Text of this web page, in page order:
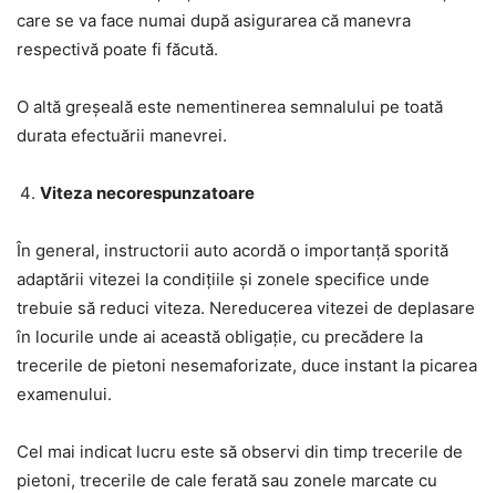
care se va face numai după asigurarea că manevra
respectivă poate fi făcută.
O altă greșeală este nementinerea semnalului pe toată
durata efectuării manevrei.
Viteza necorespunzatoare
În general, instructorii auto acordă o importanță sporită
adaptării vitezei la condițiile și zonele specifice unde
trebuie să reduci viteza. Nereducerea vitezei de deplasare
în locurile unde ai această obligație, cu precădere la
trecerile de pietoni nesemaforizate, duce instant la picarea
examenului.
Cel mai indicat lucru este să observi din timp trecerile de
pietoni, trecerile de cale ferată sau zonele marcate cu